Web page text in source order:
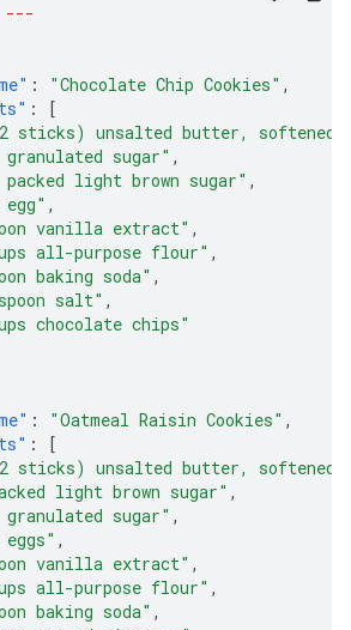
---
: "Chocolate Chip Cookies" ,
:
[
sticks) unsalted butter, softened"
sugar" ,
light brown sugar" ,
,
vanilla extract" ,
all-purpose flour" ,
baking soda" ,
salt" ,
chocolate chips"
: "Oatmeal Raisin Cookies" ,
:
[
sticks) unsalted butter, softened"
light brown sugar" ,
sugar" ,
,
vanilla extract" ,
all-purpose flour" ,
baking soda" ,